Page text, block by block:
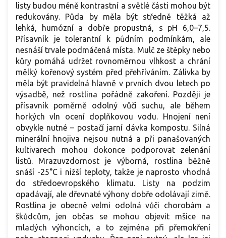
listy budou méně kontrastní a světlé části mohou být
redukovány. Půda by měla být středně těžká až
lehká, humózní a dobře propustná, s pH 6,0–7,5.
Přísavník je tolerantní k půdním podmínkám, ale
nesnáší trvale podmáčená místa. Mulč ze štěpky nebo
kůry pomáhá udržet rovnoměrnou vlhkost a chrání
mělký kořenový systém před přehříváním. Zálivka by
měla být pravidelná hlavně v prvních dvou letech po
výsadbě, než rostlina pořádně zakoření. Později je
přísavník poměrně odolný vůči suchu, ale během
horkých vln ocení doplňkovou vodu. Hnojení není
obvykle nutné – postačí jarní dávka kompostu. Silná
minerální hnojiva nejsou nutná a při panašovaných
kultivarech mohou dokonce podporovat zelenání
listů. Mrazuvzdornost je výborná, rostlina běžně
snáší -25°C i nižší teploty, takže je naprosto vhodná
do středoevropského klimatu. Listy na podzim
opadávají, ale dřevnaté výhony dobře odolávají zimě.
Rostlina je obecně velmi odolná vůči chorobám a
škůdcům, jen občas se mohou objevit mšice na
mladých výhoncích, a to zejména při přemokření